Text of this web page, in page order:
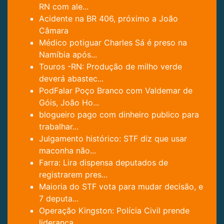
RN com ale...
Acidente na BR 406, próximo a João
Câmara
Médico potiguar Charles Sá é preso na
Namíbia após...
Touros -RN: Produção de milho verde
deverá abastec...
PodFalar Poço Branco com Valdemar de
Góis, João Ho...
blogueiro pago com dinheiro publico para
trabalhar...
Julgamento histórico: STF diz que usar
maconha não...
Farra: Lira dispensa deputados de
registrarem pres...
Maioria do STF vota para mudar decisão, e
7 deputa...
Operação Kingston: Polícia Civil prende